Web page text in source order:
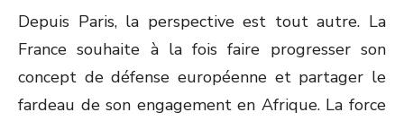
Depuis Paris, la perspective est tout autre. La
France souhaite à la fois faire progresser son
concept de défense européenne et partager le
fardeau de son engagement en Afrique. La force